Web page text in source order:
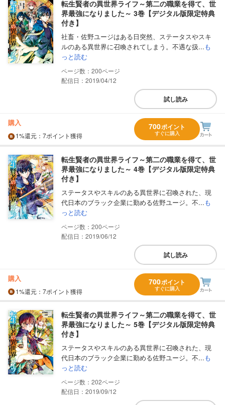
転生賢者の異世界ライフ～第二の職業を得て、世
界最強になりました～ 3巻【デジタル版限定特典
付き】
社畜・佐野ユージはある日突然、ステータスやスキ
ルのある異世界に召喚されてしまう。不遇な扱...も
っと読む
200
配信日：2019/04/12
試し読み
購入
1%還元 ：7ポイント獲得
700ポイント
すぐに購入
転生賢者の異世界ライフ～第二の職業を得て、世
界最強になりました～ 4巻【デジタル版限定特典
付き】
ステータスやスキルのある異世界に召喚された、現
代日本のブラック企業に勤める佐野ユージ。不...も
っと読む
200
配信日：2019/06/12
試し読み
購入
1%還元 ：7ポイント獲得
700ポイント
すぐに購入
転生賢者の異世界ライフ～第二の職業を得て、世
界最強になりました～ 5巻【デジタル版限定特典
付き】
ステータスやスキルのある異世界に召喚された、現
代日本のブラック企業に勤める佐野ユージ。不...も
っと読む
202
配信日：2019/09/12